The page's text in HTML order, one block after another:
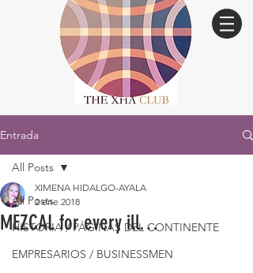
Entrada
All Posts
HISTORIA / PÁGINAS DEL CONTINENTE
EMPRESARIOS / BUSINESSMEN
All Posts
MEZCAL for every ill…
XIMENA HIDALGO-AYALA
2 ene 2018